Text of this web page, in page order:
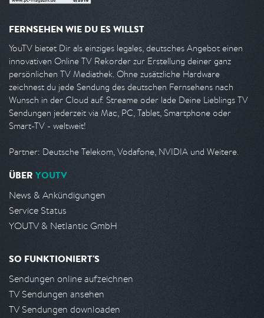
FERNSEHEN WIE DU ES WILLST
YouTV bietet Dir als einziges legales, deutsches Angebot einen
innovativen Online TV Rekorder zur Erstellung deiner ganz
persönlichen TV Mediathek. Ohne zusätzliche Hardware
zeichnest du jede Sendung des deutschen Fernsehens nach
Wunsch in der Cloud auf. Streame oder lade Deine Lieblings TV
Sendungen jederzeit via Mac, PC, Tablet, Smartphone oder
Smart-TV - weltweit!
Partner: Deutsche Telekom, Vodafone, NVIDIA und Weitere.
ÜBER YOUTV
News & Ankündigungen
Service Status
YOUTV & Netlantic GmbH
SO FUNKTIONIERT'S
Sendungen online aufzeichnen
TV Sendungen ansehen
TV Sendungen downloaden